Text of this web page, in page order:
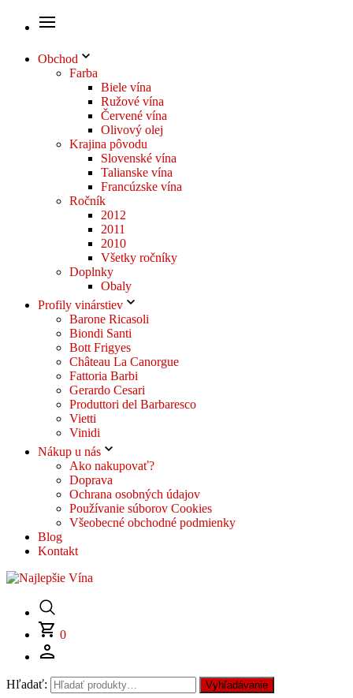
Obchod
Farba
Biele vína
Ružové vína
Červené vína
Olivový olej
Krajina pôvodu
Slovenské vína
Talianske vína
Francúzske vína
Ročník
2012
2011
2010
Všetky ročníky
Doplnky
Obaly
Profily vinárstiev
Barone Ricasoli
Biondi Santi
Bott Frigyes
Château La Canorgue
Fattoria Barbi
Gerardo Cesari
Produttori del Barbaresco
Vietti
Vinidi
Nákup u nás
Ako nakupovať?
Doprava
Ochrana osobných údajov
Používanie súborov Cookies
Všeobecné obchodné podmienky
Blog
Kontakt
0
Hľadať: Vyhľadávanie